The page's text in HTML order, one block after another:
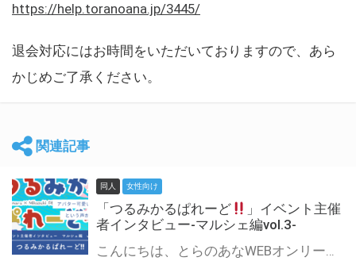
https://help.toranoana.jp/3445/
退会対応にはお時間をいただいておりますので、あら
かじめご了承ください。
関連記事
同人 女性向け
「つるみかるぱれーど
」イベント主催
者インタビュー-マルシェ編vol.3-
こんにちは、とらのあなWEBオンリー運営スタッフです。 新たにお届けする、イベント主催者インタビュー-マルシェ編-は、 とらのあなWEBオンリー「マルシェ」をご利用した主催様に 「マルシェ」を使って開催した感想や心がけをお聞きする企画です。 今回は、WEBオンリー初開催「つるみかるぱれーど